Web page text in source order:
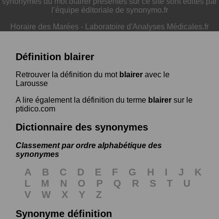
l’équipe éditoriale de synonymo.fr
Horaire des Marées - Laboratoire d'Analyses Médicales.fr
Définition blairer
Retrouver la définition du mot blairer avec le
Larousse
A lire également la définition du terme blairer sur le
ptidico.com
Dictionnaire des synonymes
Classement par ordre alphabétique des
synonymes
A B C D E F G H I J
K
L
M N O P Q R S T
U
V
W X Y
Z
Synonyme définition